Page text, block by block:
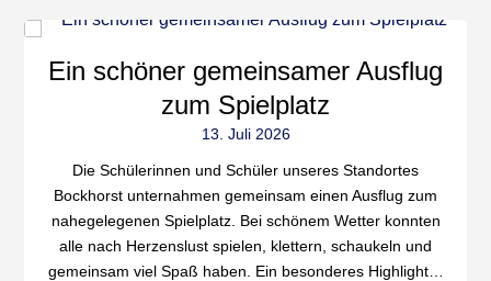
Ein schöner gemeinsamer Ausflug
zum Spielplatz
13. Juli 2026
Die Schülerinnen und Schüler unseres Standortes
Bockhorst unternahmen gemeinsam einen Ausflug zum
nahegelegenen Spielplatz. Bei schönem Wetter konnten
alle nach Herzenslust spielen, klettern, schaukeln und
gemeinsam viel Spaß haben. Ein besonderes Highlight…